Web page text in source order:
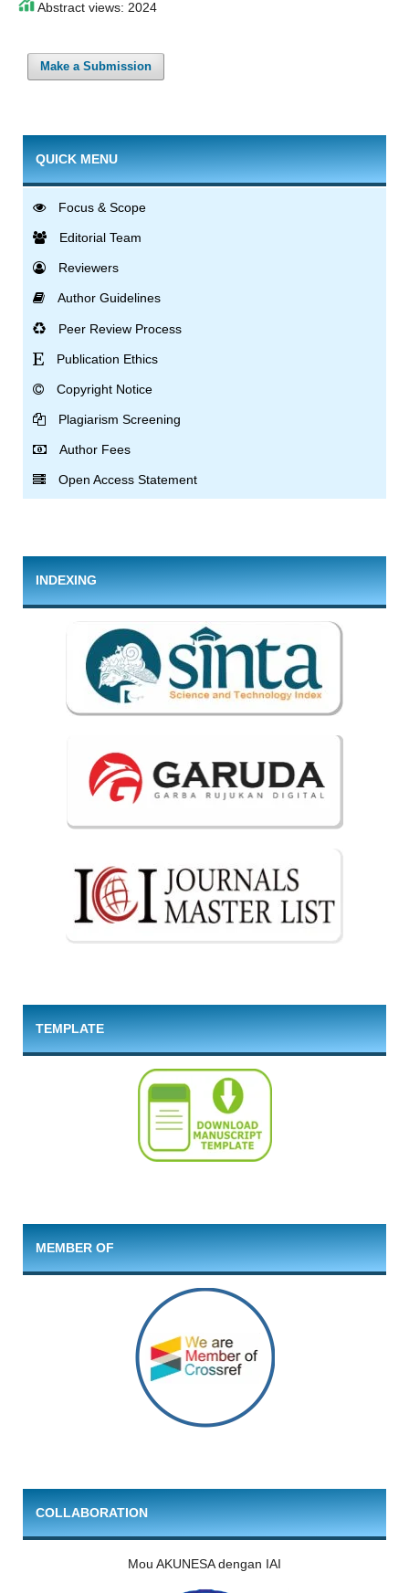
Abstract views: 2024
Make a Submission
QUICK MENU
Focus & Scope
Editorial Team
Reviewers
Author Guidelines
Peer Review Process
Publication Ethics
Copyright Notice
Plagiarism Screening
Author Fees
Open Access Statement
INDEXING
TEMPLATE
MEMBER OF
COLLABORATION
Mou AKUNESA dengan IAI